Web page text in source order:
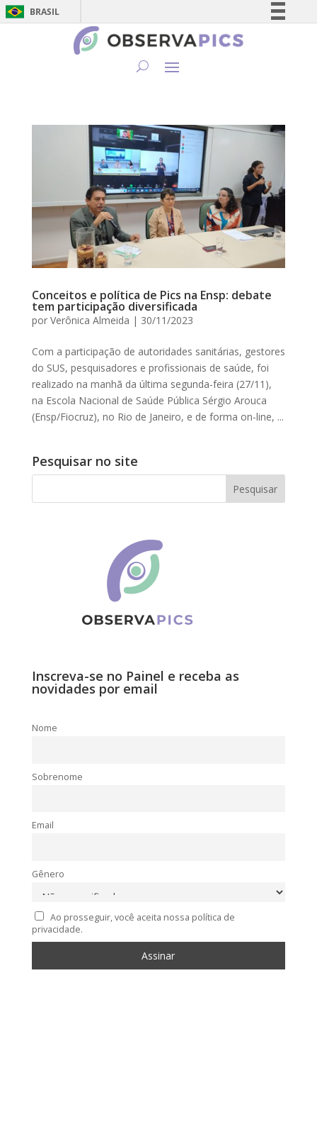
BRASIL
Simplifique!
Conceitos e política de Pics na Ensp: debate
tem participação diversificada
por Verônica Almeida | 30/11/2023
Com a participação de autoridades sanitárias, gestores
do SUS, pesquisadores e profissionais de saúde, foi
realizado na manhã da última segunda-feira (27/11),
na Escola Nacional de Saúde Pública Sérgio Arouca
(Ensp/Fiocruz), no Rio de Janeiro, e de forma on-line, ...
Pesquisar no site
Inscreva-se no Painel e receba as
novidades por email
Nome
Sobrenome
Email
Gênero
Ao prosseguir, você aceita nossa política de
privacidade.